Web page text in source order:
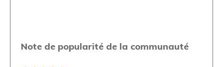
Note de popularité de la communauté